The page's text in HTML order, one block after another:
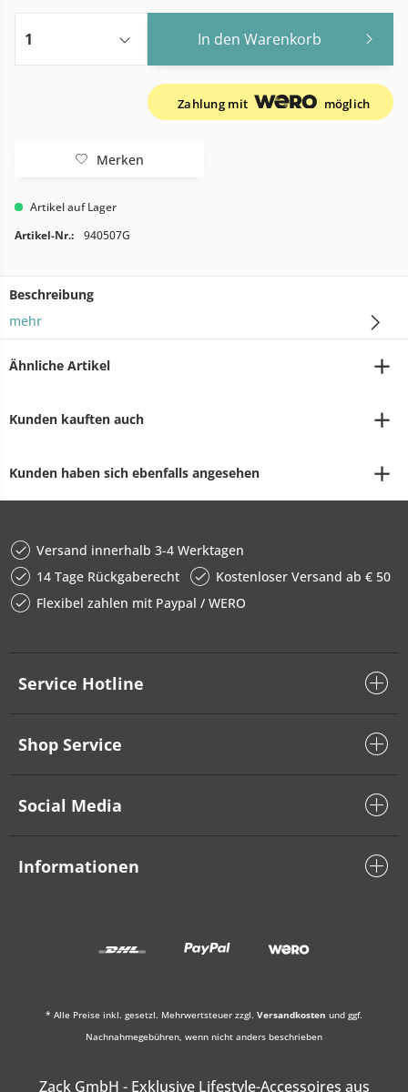
In den Warenkorb
Zahlung mit möglich
Merken
Artikel auf Lager
Artikel-Nr.:
940507G
Beschreibung
mehr
Ähnliche Artikel
Kunden kauften auch
Kunden haben sich ebenfalls angesehen
Versand innerhalb 3-4 Werktagen
14 Tage Rückgaberecht
Kostenloser Versand ab € 50
Flexibel zahlen mit Paypal / WERO
Service Hotline
Shop Service
Social Media
Informationen
* Alle Preise inkl. gesetzl. Mehrwertsteuer zzgl. Versandkosten und ggf.
Nachnahmegebühren, wenn nicht anders beschrieben
Zack GmbH - Exklusive Lifestyle-Accessoires aus